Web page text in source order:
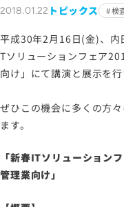
お問い合わせ
サイトのご利用について
ソーシャルメディアポリ
プライバシーポリシー
情報セキュリティポリシー
2018.01.22 トピックス 検
平成30年2月16日(金)、内
Tソリューションフェア
向け」にて講演と展示を行
ぜひこの機会に多くの方
ます。
「新春ITソリューション
管理業向け」